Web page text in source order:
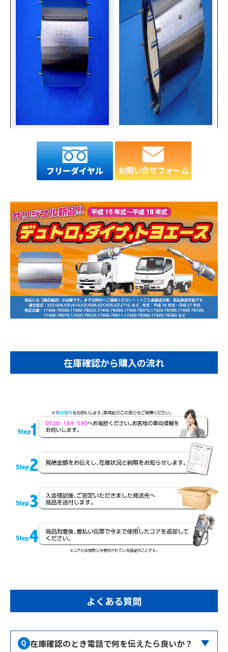
フリーダイヤル お問い合せフォーム
在庫確認から購入の流れ
よくある質問
在庫確認のとき電話で何を伝えたら良いか？
型式、車台番号をお伺いいたします。車検証をお手元にご用